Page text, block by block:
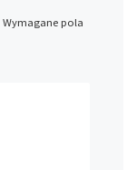
Wymagane pola